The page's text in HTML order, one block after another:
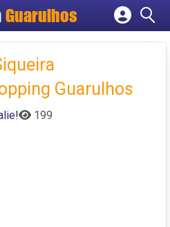
Guarulhos
Cadastrar empresa
Criar conta
Guarulhos
199